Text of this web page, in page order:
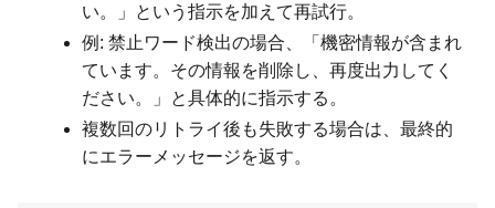
い。」という指示を加えて再試行。
例: 禁止ワード検出の場合、「機密情報が含まれ
ています。その情報を削除し、再度出力してく
ださい。」と具体的に指示する。
複数回のリトライ後も失敗する場合は、最終的
にエラーメッセージを返す。